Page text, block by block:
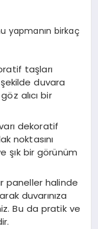
yapmanın birkaç
taşları
duvara
alıcı bir
dekoratif
noktasını
şık bir görünüm
paneller halinde
duvarınıza
Bu da pratik ve